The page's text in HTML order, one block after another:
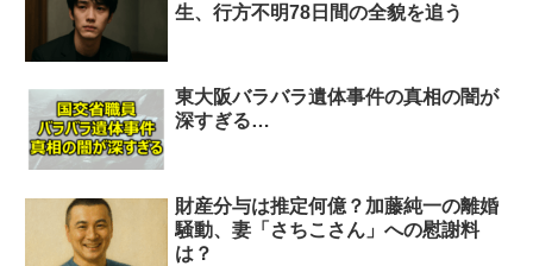
生、行方不明78日間の全貌を追う
東大阪バラバラ遺体事件の真相の闇が
深すぎる…
財産分与は推定何億？加藤純一の離婚
騒動、妻「さちこさん」への慰謝料
は？